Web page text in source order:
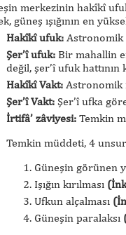
merkezinin hakîkî
güneş ışığının en
Hakîkî ufuk: Astronomik
Şer’î ufuk: Bir mahallin
değil, şer’î ufuk hattının
Hakîkî Vakt: Astronomik
Şer’î Vakt: Şer’î ufka
İrtifâ’ zâviyesi: Temkin
Temkin müddeti, 4
Güneşin görünen
Işığın kırılması
Ufkun alçalması
Güneşin paralaksı